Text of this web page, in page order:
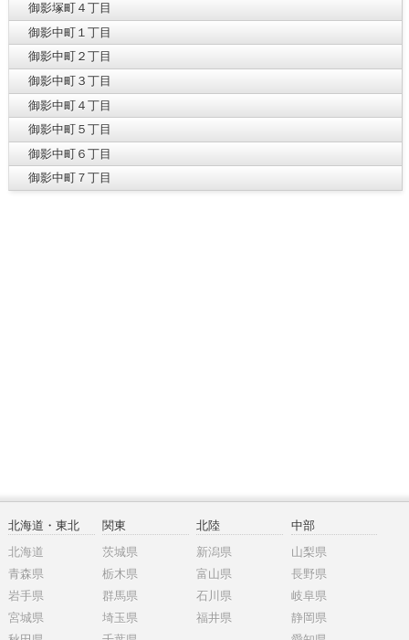
御影塚町４丁目
御影中町１丁目
御影中町２丁目
御影中町３丁目
御影中町４丁目
御影中町５丁目
御影中町６丁目
御影中町７丁目
北海道・東北
北海道
青森県
岩手県
宮城県
関東
茨城県
栃木県
群馬県
埼玉県
北陸
新潟県
富山県
石川県
福井県
中部
山梨県
長野県
岐阜県
静岡県